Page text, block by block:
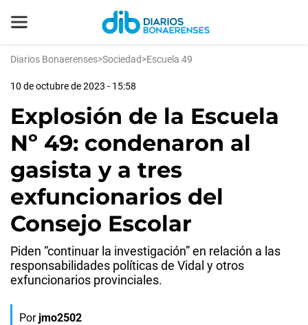
Diarios Bonaerenses>Sociedad>Escuela 49
10 de octubre de 2023 - 15:58
Explosión de la Escuela
Nº 49: condenaron al
gasista y a tres
exfuncionarios del
Consejo Escolar
Piden “continuar la investigación” en relación a las
responsabilidades políticas de Vidal y otros
exfuncionarios provinciales.
Por jmo2502